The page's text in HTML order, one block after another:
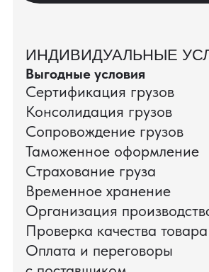
КЕЙС ПАО «РОСТЕЛЕКОМ»
ПАО «Ростелеком» доверяет нам полный
цикл международных поставок — от
поиска и проверки поставщиков до
доставки оборудования.
Мы обеспечили полный цикл работ:
проверку продукции, логистику,
таможенное оформление и контроль
сроков. В результате все товары были
доставлены точно в срок и без
дополнительных рисков.
PRO TORG — проверенный партнёр по
международной логистике для ведущих
федеральных компаний.